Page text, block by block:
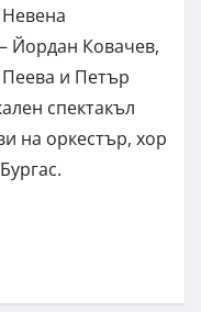
Йордан Ковачев,
и Петър
спектакъл
на оркестър, хор